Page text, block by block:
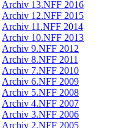
Archiv 13.NFF 2016
Archiv 12.NFF 2015
Archiv 11.NFF 2014
Archiv 10.NFF 2013
Archiv 9.NFF 2012
Archiv 8.NFF 2011
Archiv 7.NFF 2010
Archiv 6.NFF 2009
Archiv 5.NFF 2008
Archiv 4.NFF 2007
Archiv 3.NFF 2006
Archiv 2.NFF 2005